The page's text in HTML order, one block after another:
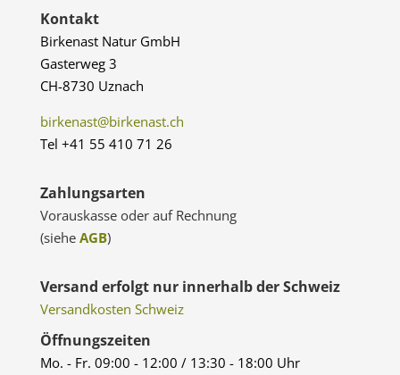
Kontakt
Birkenast Natur GmbH
Gasterweg 3
CH-8730 Uznach
birkenast@birkenast.ch
Tel +41 55 410 71 26
Zahlungsarten
Vorauskasse oder auf Rechnung
(siehe AGB)
Versand erfolgt nur innerhalb der Schweiz
Versandkosten Schweiz
Öffnungszeiten
Mo. - Fr. 09:00 - 12:00 / 13:30 - 18:00 Uhr